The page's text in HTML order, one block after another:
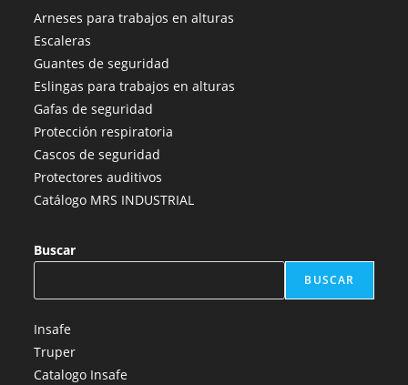
abre
en
una
nueva
pestaña
abre
una
nueva
pestaña
abre
una
nueva
pestaña
abre
nueva
Arneses para trabajos en alturas
Escaleras
Guantes de seguridad
Eslingas para trabajos en alturas
Gafas de seguridad
Protección respiratoria
Cascos de seguridad
Protectores auditivos
Catálogo MRS INDUSTRIAL
Buscar
BUSCAR
Insafe
Truper
Catalogo Insafe